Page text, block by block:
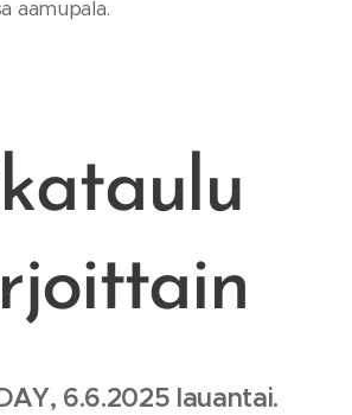
aamupala.
6.6.2025 lauantai.